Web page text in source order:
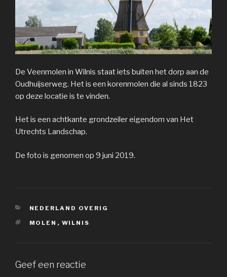
De Veenmolen in Wilnis staat iets buiten het dorp aan de
Oudhuijserweg. Het is een korenmolen die al sinds 1823
op deze locatie is te vinden.
Het is een achtkante grondzeiler eigendom van Het
Utrechts Landschap.
De foto is genomen op 9 juni 2019.
CATEGORIEËN
NEDERLAND OVERIG
TAGS
MOLEN , WILNIS
Geef een reactie